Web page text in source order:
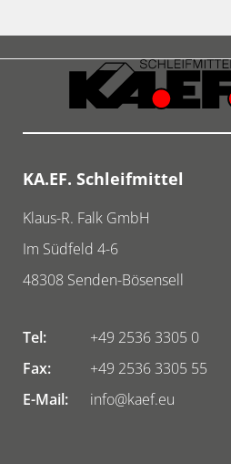
KA.EF. Schleifmittel
Klaus-R. Falk GmbH
Im Südfeld 4-6
48308 Senden-Bösensell
Tel:
+49 2536 3305 0
Fax:
+49 2536 3305 55
E-Mail:
info@kaef.eu